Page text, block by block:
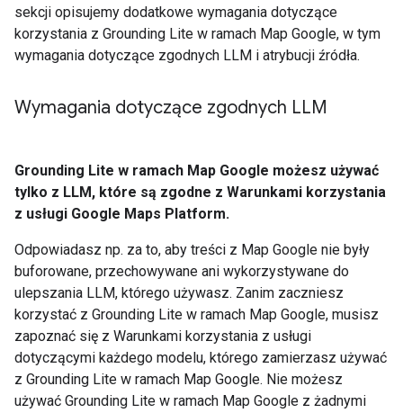
sekcji opisujemy dodatkowe wymagania dotyczące
korzystania z Grounding Lite w ramach Map Google, w tym
wymagania dotyczące zgodnych LLM i atrybucji źródła.
Wymagania dotyczące zgodnych LLM
Grounding Lite w ramach Map Google możesz używać
tylko z LLM, które są zgodne z Warunkami korzystania
z usługi Google Maps Platform.
Odpowiadasz np. za to, aby treści z Map Google nie były
buforowane, przechowywane ani wykorzystywane do
ulepszania LLM, którego używasz. Zanim zaczniesz
korzystać z Grounding Lite w ramach Map Google, musisz
zapoznać się z Warunkami korzystania z usługi
dotyczącymi każdego modelu, którego zamierzasz używać
z Grounding Lite w ramach Map Google. Nie możesz
używać Grounding Lite w ramach Map Google z żadnymi